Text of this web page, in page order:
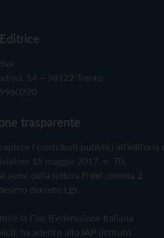
14 – 38122 Trento
trasparente
i contributi pubblici all'editoria
15 maggio 2017, n. 70.
sensi della lettera f) del comma 2
decreto Lgs.
la Fisc (Federazione Italiana
ha aderito allo IAP (Istituto